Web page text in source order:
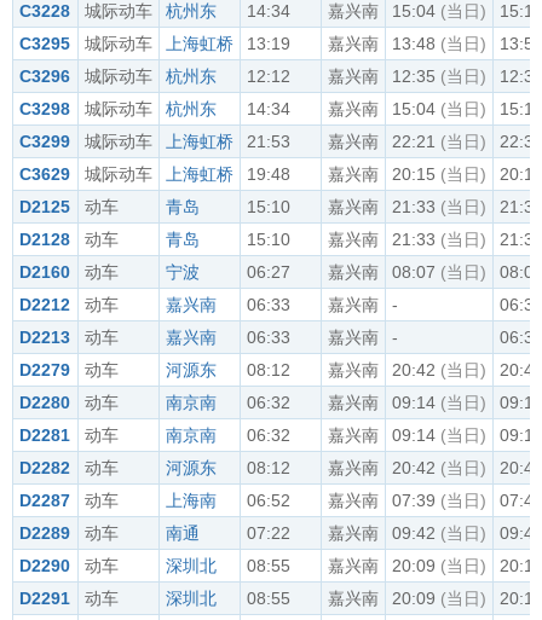
C3228
城际动车 杭州东 14:34 嘉兴南 15:04 (当日)
15:10
C3295
城际动车 上海虹桥 13:19 嘉兴南 13:48 (当日)
13:50
C3296
城际动车 杭州东 12:12 嘉兴南 12:35 (当日)
12:37
C3298
城际动车 杭州东 14:34 嘉兴南 15:04 (当日)
15:10
C3299
城际动车 上海虹桥 21:53 嘉兴南 22:21 (当日)
22:32
C3629
城际动车 上海虹桥 19:48 嘉兴南 20:15 (当日)
20:18
D2125
动车 青岛 15:10 嘉兴南 21:33 (当日)
21:35
D2128
动车 青岛 15:10 嘉兴南 21:33 (当日)
21:35
D2160
动车 宁波 06:27 嘉兴南 08:07 (当日)
08:09
D2212
动车 嘉兴南 06:33 嘉兴南 -
06:33
D2213
动车 嘉兴南 06:33 嘉兴南 -
06:33
D2279
动车 河源东 08:12 嘉兴南 20:42 (当日)
20:45
D2280
动车 南京南 06:32 嘉兴南 09:14 (当日)
09:16
D2281
动车 南京南 06:32 嘉兴南 09:14 (当日)
09:16
D2282
动车 河源东 08:12 嘉兴南 20:42 (当日)
20:45
D2287
动车 上海南 06:52 嘉兴南 07:39 (当日)
07:44
D2289
动车 南通 07:22 嘉兴南 09:42 (当日)
09:44
D2290
动车 深圳北 08:55 嘉兴南 20:09 (当日)
20:11
D2291
动车 深圳北 08:55 嘉兴南 20:09 (当日)
20:11